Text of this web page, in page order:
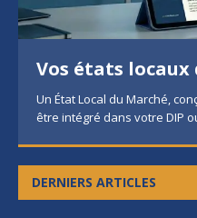
Vos états locaux
Un État Local du Marché,
être intégré dans votre DIP
DERNIERS ARTICLES